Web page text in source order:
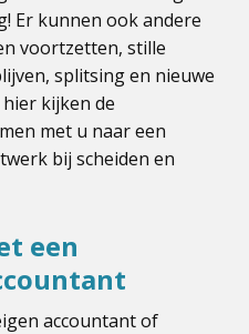
Er kunnen ook andere
voortzetten, stille
splitsing en nieuwe
kijken de
met u naar een
bij scheiden en
een
accountant of